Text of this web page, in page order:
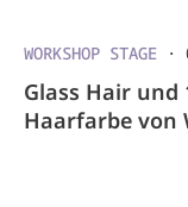
WORKSHOP STAGE ·
Glass Hair und
Haarfarbe von